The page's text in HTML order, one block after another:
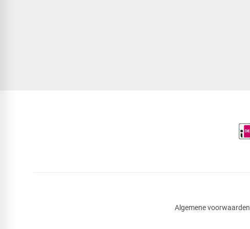
Algemene voorwaarden